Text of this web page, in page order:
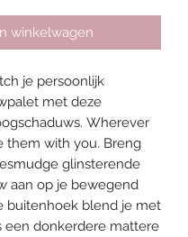
winkelwagen
je persoonlijk
met deze
Wherever
them with you. Breng
glinsterende
aan op je bewegend
buitenhoek blend je met
een donkerdere mattere